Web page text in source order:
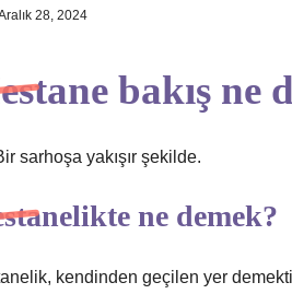
28, 2024
bakış ne
sarhoşa yakışır şekilde.
ne demek?
kendinden geçilen yer